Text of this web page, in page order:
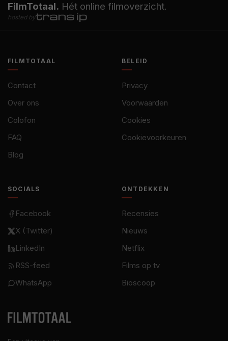
FilmTotaal. Hét online filmoverzicht.
hosted by
FILMTOTAAL
Contact
Over ons
Colofon
FAQ
Blog
BELEID
Privacy
Voorwaarden
Cookies
Cookievoorkeuren
SOCIALS
Facebook
X (Twitter)
LinkedIn
RSS-feed
WhatsApp
ONTDEKKEN
Recensies
Nieuws
Netflix
Films op tv
Bioscoop